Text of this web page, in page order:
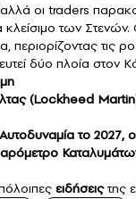
αλλά οι traders
κλείσιμο των
περιορίζοντας
δύο πλοία στον
(Lockheed
το
ειδήσειςτης